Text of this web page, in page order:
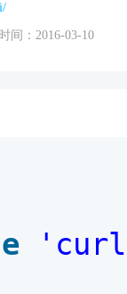
间：2016-03-10